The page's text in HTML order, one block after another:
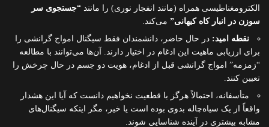
الکترومغناطیسی همراه (مانند انفجار نوری) را مانند “جستجوی سر
سوزن در انبار کاه کیهانی” می‌کند.
نقطه امید: در حال حاضر، دانشمندان فقط سیگنال امواج گرانشی را
برای ارزیابی ماهیت این ادغام در اختیار دارند. آن‌ها می‌توانند با مطالعه
“زمزمه” امواج گرانشی قبل از ادغام، هویت دو جسم در حال چرخش را
تعیین کنند.
متأسفانه، احتمالاً هرگز با قطعیت نخواهیم دانست که آیا این هشدار
واقعاً از یک سیاه‌چاله بدوی بوده است یا خیر، مگر اینکه سیگنال‌های
مشابه بیشتری در آینده شناسایی شوند.